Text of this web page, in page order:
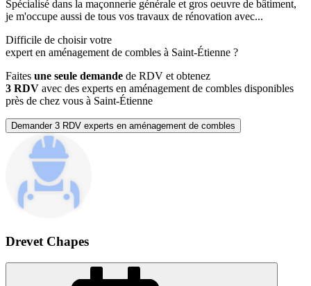
Spécialisé dans la maçonnerie générale et gros oeuvre de bâtiment,
je m'occupe aussi de tous vos travaux de rénovation avec...
Difficile de choisir votre
expert en aménagement de combles à Saint-Étienne ?
Faites une seule demande de RDV et obtenez
3 RDV avec des experts en aménagement de combles disponibles
près de chez vous à Saint-Étienne
Demander 3 RDV experts en aménagement de combles
Drevet Chapes